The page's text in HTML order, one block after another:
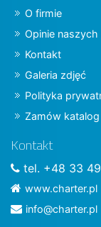
O firmie
Opinie
Kontakt
Galeria zdjęć
Polityka
Zamów
Kontakt
tel. +48 33
www.charter.pl
info@charter.pl